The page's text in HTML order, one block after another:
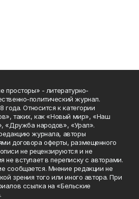
просторы» - литературно-
политический журнал.
года. Относится к категории
таких, как «Новый мир», «Наш
«Дружба народов», «Урал».
журнала, авторы
договора оферты, размещенного
не рецензируются и не
не вступает в переписку с авторами.
сообщается. Мнение редакции не
зрения того или иного автора. При
ссылка на «Бельские